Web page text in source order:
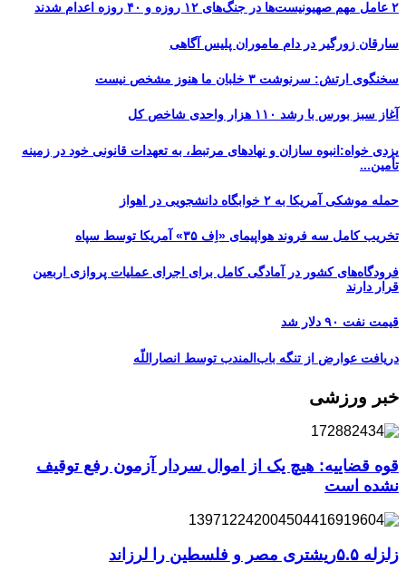
۲ عامل مهم صهیونیست‌ها در جنگ‌های ۱۲ روزه و ۴۰ روزه اعدام شدند
سارقان زورگیر در دام ماموران پلیس آگاهی
سخنگوی ارتش: سرنوشت ۳ خلبان ما هنوز مشخص نیست
آغاز سبز بورس با رشد ۱۱۰ هزار واحدی شاخص کل
یزدی خواه:انبوه سازان و نهادهای مرتبط، به تعهدات قانونی خود در زمینه
تأمین...
حمله موشکی آمریکا به ۲ خوابگاه دانشجویی در اهواز
تخریب کامل سه فروند هواپیمای «اِف ۳۵» آمریکا توسط سپاه
فرودگاه‌های کشور در آمادگی کامل برای اجرای عملیات پروازی اربعین
قرار دارند
قیمت نفت ۹۰ دلار شد
دریافت عوارض از تنگه باب‌المندب توسط انصاراللّه
خبر ورزشی
قوه قضاییه: هیچ یک از اموال سردار آزمون رفع توقیف
نشده است
زلزله ۵.۵ریشتری مصر و فلسطین را لرزاند